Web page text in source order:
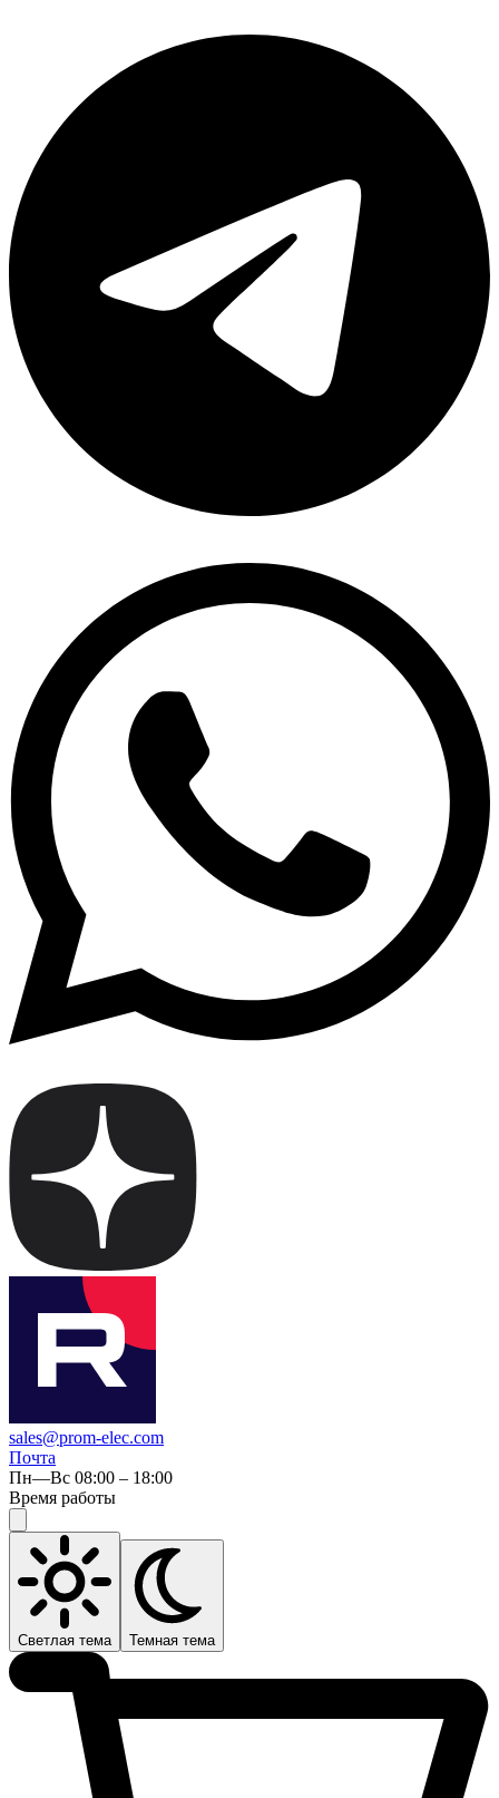
sales@prom-elec.com
Почта
Пн—Вс 08:00 – 18:00
Время работы
Светлая тема Темная тема